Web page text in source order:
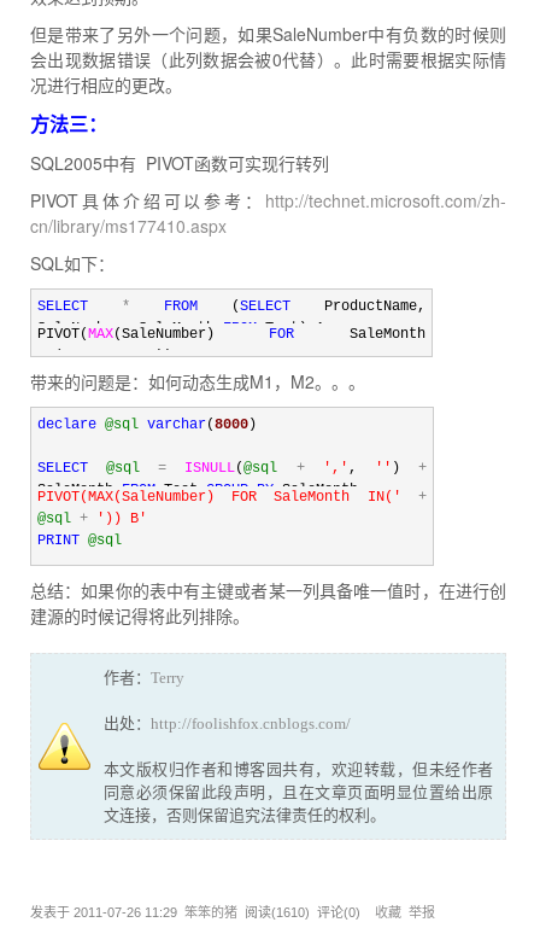
但是带来了另外一个问题，如果SaleNumber中有负数的时候则
会出现数据错误（此列数据会被0代替）。此时需要根据实际情
况进行相应的更改。
方法三：
SQL2005中有 PIVOT函数可实现行转列
PIVOT具体介绍可以参考： http://technet.microsoft.com/zh-
cn/library/ms177410.aspx
SQL如下：
SELECT * FROM (SELECT ProductName,
SaleNumber, SaleMonth FROM Test) A
PIVOT(MAX(SaleNumber) FOR
SaleMonth
IN(m1,m2,m3,m4)) B
带来的问题是：如何动态生成M1，M2。。。
declare @sql varchar(8000 )
SELECT @sql = ISNULL(@sql + ' , ' , '' ) +
SaleMonth FROM Test GROUP BY SaleMonth
SET @sql =
PIVOT(MAX(SaleNumber) FOR SaleMonth IN( '
+
@sql + ' )) B '
PRINT @sql
EXEC @sql )
总结：如果你的表中有主键或者某一列具备唯一值时，在进行创
建源的时候记得将此列排除。
作者： Terry
出处： http://foolishfox.cnblogs.com/
本文版权归作者和博客园共有，欢迎转载，但未经作者
同意必须保留此段声明，且在文章页面明显位置给出原
文连接，否则保留追究法律责任的权利。
发表于 2011-07-26 11:29 笨笨的猪 阅读(1610) 评论(0) 收藏 举报